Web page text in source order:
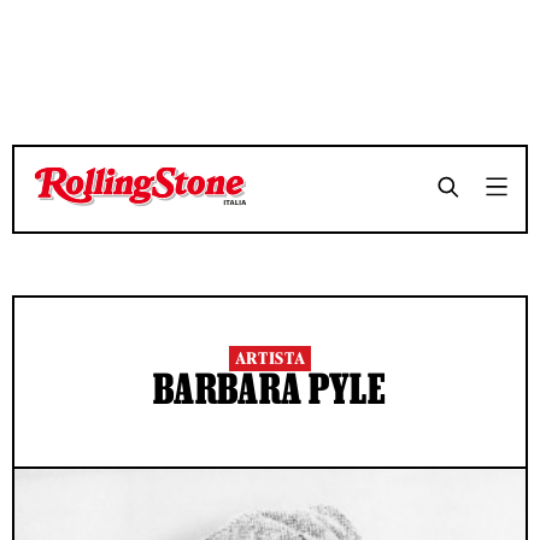
ARTISTA
BARBARA PYLE